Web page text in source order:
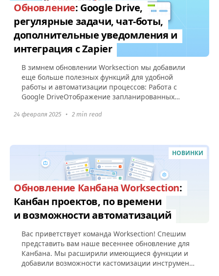
Обновление: Google Drive,
регулярные задачи, чат-боты,
дополнительные уведомления и
интеграция с Zapier
В зимнем обновлении Worksection мы добавили
еще больше полезных функций для удобной
работы и автоматизации процессов: Работа с
Google DriveОтображение запланированных
24 февраля 2025 • 2 min read
НОВИНКИ
Обновление Канбана Worksection:
Канбан проектов, по времени
и возможности автоматизаций
Вас приветствует команда Worksection! Спешим
представить вам наше весеннее обновление для
Канбана. Мы расширили имеющиеся функции и
добавили возможности кастомизации инструмента